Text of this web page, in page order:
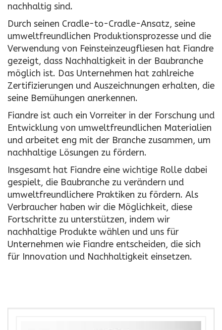
nachhaltig sind.
Durch seinen Cradle-to-Cradle-Ansatz, seine
umweltfreundlichen Produktionsprozesse und die
Verwendung von Feinsteinzeugfliesen hat Fiandre
gezeigt, dass Nachhaltigkeit in der Baubranche
möglich ist. Das Unternehmen hat zahlreiche
Zertifizierungen und Auszeichnungen erhalten, die
seine Bemühungen anerkennen.
Fiandre ist auch ein Vorreiter in der Forschung und
Entwicklung von umweltfreundlichen Materialien
und arbeitet eng mit der Branche zusammen, um
nachhaltige Lösungen zu fördern.
Insgesamt hat Fiandre eine wichtige Rolle dabei
gespielt, die Baubranche zu verändern und
umweltfreundlichere Praktiken zu fördern. Als
Verbraucher haben wir die Möglichkeit, diese
Fortschritte zu unterstützen, indem wir
nachhaltige Produkte wählen und uns für
Unternehmen wie Fiandre entscheiden, die sich
für Innovation und Nachhaltigkeit einsetzen.